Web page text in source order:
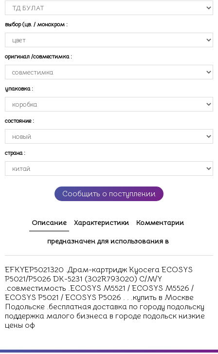
выбор (цв. / монохром :
оригинал /совместимка :
упаковка :
состояние :
страна :
Сообщить о поступлении
Описание Характеристики Комментарии
предназначен для использования в
EFKYEP5021320 .Драм-картридж Kyocera ECOSYS
P5021/P5026 DK-5231 (302R793020) C/M/Y
.совместимость .ECOSYS M5521 / ECOSYS M5526 /
ECOSYS P5021 / ECOSYS P5026 . . .купить в Москве
Подольске .бесплатная доставка по городу подольску
поддержка малого бизнеса в городе подольск низкие
цены оф